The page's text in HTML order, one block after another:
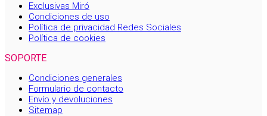
Exclusivas Miró
Condiciones de uso
Política de privacidad Redes Sociales
Política de cookies
SOPORTE
Condiciones generales
Formulario de contacto
Envío y devoluciones
Sitemap